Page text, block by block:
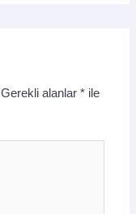
Gerekli alanlar* ile